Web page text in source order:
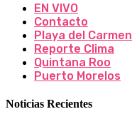
EN VIVO
Contacto
Playa del Carmen
Reporte Clima
Quintana Roo
Puerto Morelos
Noticias Recientes